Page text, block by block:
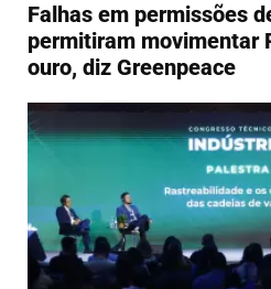
Falhas em permissões
permitiram movimentar
ouro, diz Greenpeace